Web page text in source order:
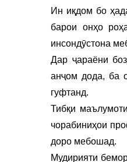
Ин иқдом бо
барои онҳо
инсондӯстона
Дар ҷараёни
анҷом дода, ба
гуфтанд.
Тибқи
чорабиниҳои
доро мебошад.
Мудирияти